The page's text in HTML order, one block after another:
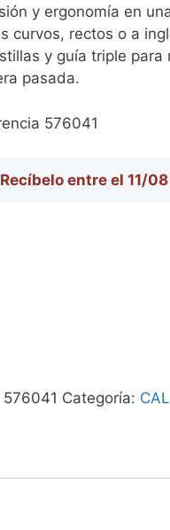
y ergonomía en
curvos, rectos o a
y guía triple
pasada.
576041
entre el 11/
576041 Categoría: